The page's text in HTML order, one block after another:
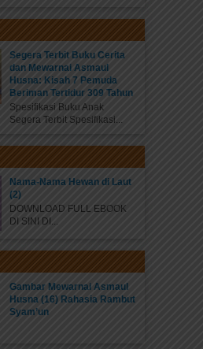
Segera Terbit Buku Cerita
dan Mewarnai Asmaul
Husna: Kisah 7 Pemuda
Beriman Tertidur 309 Tahun
Spesifikasi Buku Anak
Segera Terbit Spesifikasi...
Nama-Nama Hewan di Laut
(2)
DOWNLOAD FULL EBOOK
DI SINI DI...
Gambar Mewarnai Asmaul
Husna (16) Rahasia Rambut
Syam’un